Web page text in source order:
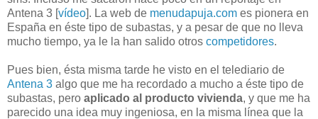
Antena 3 [vídeo]. La web de menudapuja.com es pionera en
España en éste tipo de subastas, y a pesar de que no lleva
mucho tiempo, ya le la han salido otros competidores.
Pues bien, ésta misma tarde he visto en el telediario de
Antena 3 algo que me ha recordado a mucho a éste tipo de
subastas, pero aplicado al producto vivienda, y que me ha
parecido una idea muy ingeniosa, en la misma línea que la